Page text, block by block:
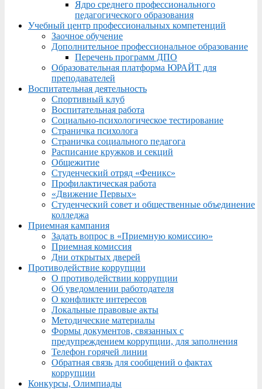
Ядро среднего профессионального
педагогического образования
Учебный центр профессиональных компетенций
Заочное обучение
Дополнительное профессиональное образование
Перечень программ ДПО
Образовательная платформа ЮРАЙТ для
преподавателей
Воспитательная деятельность
Спортивный клуб
Воспитательная работа
Социально-психологическое тестирование
Страничка психолога
Страничка социального педагога
Расписание кружков и секций
Общежитие
Студенческий отряд «Феникс»
Профилактическая работа
«Движение Первых»
Студенческий совет и общественные объединение
колледжа
Приемная кампания
Задать вопрос в «Приемную комиссию»
Приемная комиссия
Дни открытых дверей
Противодействие коррупции
О противодействии коррупции
Об уведомлении работодателя
О конфликте интересов
Локальные правовые акты
Методические материалы
Формы документов, связанных с
предупреждением коррупции, для заполнения
Телефон горячей линии
Обратная связь для сообщений о фактах
коррупции
Конкурсы, Олимпиады